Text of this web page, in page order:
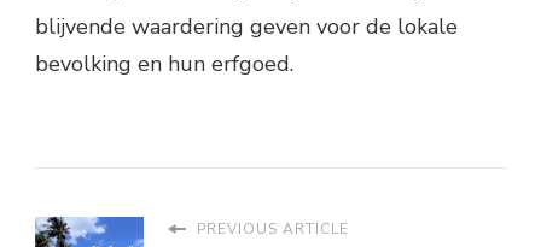
blijvende waardering geven voor de lokale
bevolking en hun erfgoed.
PREVIOUS ARTICLE